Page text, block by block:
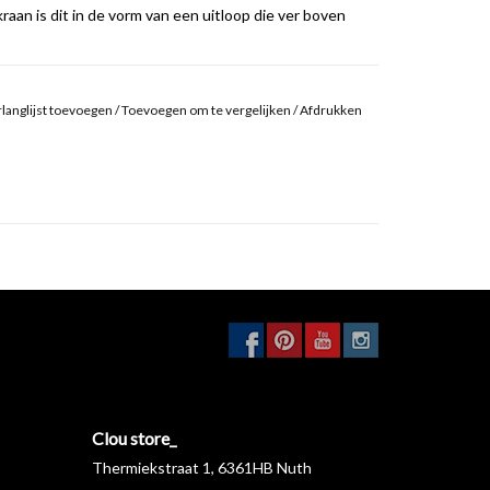
is dit in de vorm van een uitloop die ver boven
worden 100% getest op functioneren,
u 10 jaar garantie op alle kranen.
toevoegen /Toevoegen om te vergelijken /Afdrukken
Clou store_
Thermiekstraat 1, 6361HB Nuth